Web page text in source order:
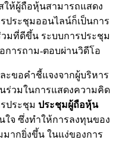
ให้ผู้ถือหุ้นสามารถแสดง
ประชุมออนไลน์ก็เป็นการ
มที่ดีขึ้น ระบบการประชุม
การถาม-ตอบผ่านวิดีโอ
ะขอคำชี้แจงจากผู้บริหาร
ร่วมในการแสดงความคิด
ประชุม ประชุมผู้ถือหุ้น
ใจ ซึ่งทำให้การลงทุนของ
ากยิ่งขึ้น ในแง่ของการ